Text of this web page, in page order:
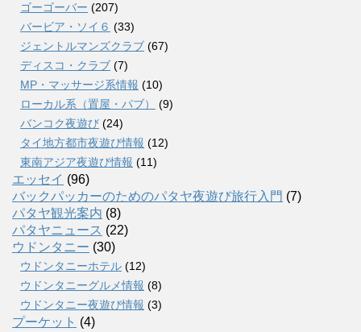
ゴーゴーバー (207)
バービア・ソイ６ (33)
ジェントルマンズクラブ (67)
ディスコ・クラブ (7)
MP・マッサージ系情報 (10)
ローカル系（置屋・パブ）
(9)
バンコク夜遊び (24)
タイ地方都市夜遊び情報 (12)
東南アジア夜遊び情報 (11)
エッセイ (96)
バックパッカーのためのパタヤ夜遊び旅行入門 (7)
パタヤ観光案内 (8)
パタヤニュース (22)
ウドンタニー (30)
ウドンタニーホテル (12)
ウドンタニーグルメ情報 (8)
ウドンタニー夜遊び情報 (3)
プーケット (4)